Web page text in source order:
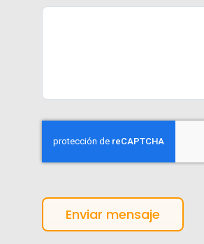
Enviar mensaje